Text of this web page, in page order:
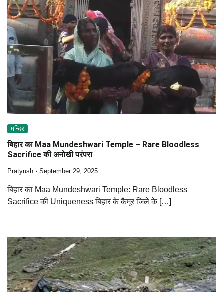
मन्दिर
बिहार का Maa Mundeshwari Temple – Rare Bloodless
Sacrifice की अनोखी परंपरा
Pratyush September 29, 2025
बिहार का Maa Mundeshwari Temple: Rare Bloodless
Sacrifice की Uniqueness बिहार के कैमूर जिले के […]